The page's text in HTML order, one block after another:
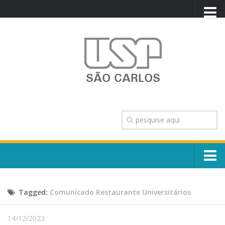
TRANSPARÊNCIA
OUVIDORIA
CONTATO
Escola, Institutos e Órgãos
Núcleos e Comissões
Tagged: Comunicado Restaurante Universitários
14/12/2023